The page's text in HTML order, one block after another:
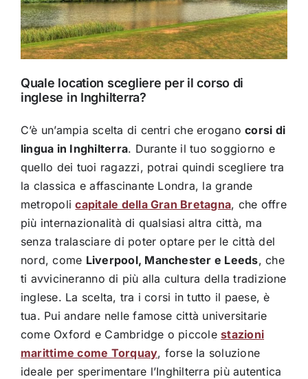
Quale location scegliere per il corso di
inglese in Inghilterra?
C’è un’ampia scelta di centri che eroganocorsi di
lingua in Inghilterra. Durante il tuo soggiorno e
quello dei tuoi ragazzi, potrai quindi scegliere tra
la classica e affascinante Londra, la grande
metropolicapitale della Gran Bretagna, che offre
più internazionalità di qualsiasi altra città, ma
senza tralasciare di poter optare per le città del
nord, come Liverpool, Manchester e Leeds, che
ti avvicineranno di più alla cultura della tradizione
inglese. La scelta, tra i corsi in tutto il paese, è
tua. Pui andare nelle famose città universitarie
come Oxford e Cambridge o piccolestazioni
marittime come Torquay, forse la soluzione
ideale per sperimentare l’Inghilterra più autentica